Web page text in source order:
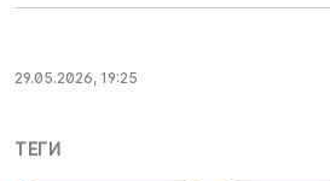
29.05.2026, 19:25
ТЕГИ